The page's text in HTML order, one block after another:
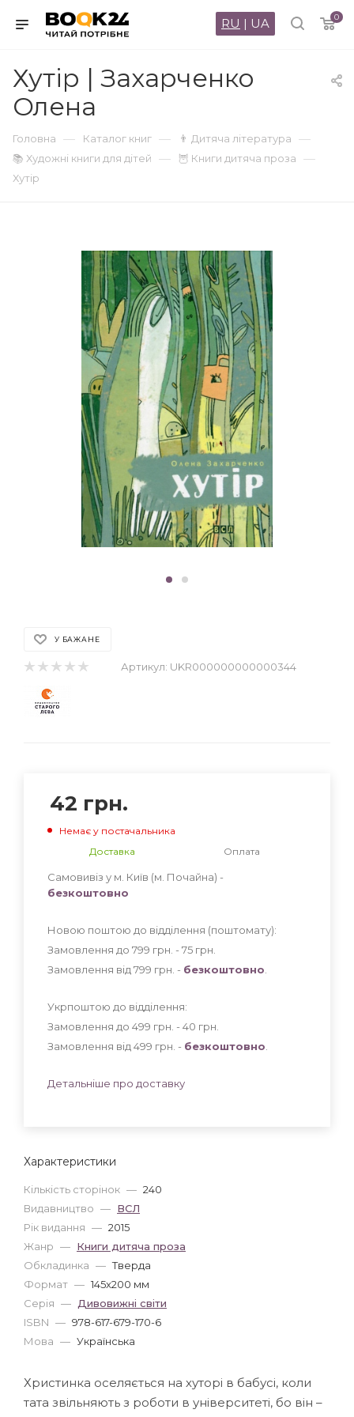
0
RU | UA
Хутір | Захарченко
Олена
Головна — Каталог книг — 👨 Дитяча література —
📚 Художні книги для дітей — 🦉 Книги дитяча проза —
Хутір
У БАЖАНЕ
Артикул: UKR000000000000344
Характеристики
Кількість сторінок — 240
Видавництво — ВСЛ
Рік видання — 2015
Жанр — Книги дитяча проза
Обкладинка — Тверда
Формат — 145x200 мм
Серія — Дивовижні світи
ISBN — 978-617-679-170-6
Мова — Українська
42 грн.
Немає у постачальника
Доставка
Оплата
Самовивіз у м. Київ (м. Почайна) -
безкоштовно
Новою поштою до відділення (поштомату):
Замовлення до 799 грн. - 75 грн
Замовлення від 799 грн. - безкоштовно
Укрпоштою до відділення:
Замовлення до 499 грн. - 40 грн
Замовлення від 499 грн. - безкоштовно
Детальніше про доставку
Христинка оселяється на хуторі в бабусі, коли
тата звільняють з роботи в університеті, бо він –